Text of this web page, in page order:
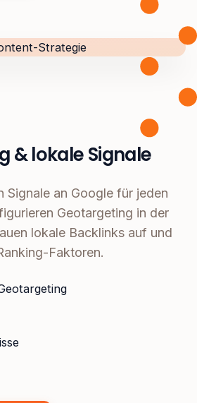
& lokale Signale
Signale an Google für jeden
Geotargeting in der
lokale Backlinks auf und
Faktoren.